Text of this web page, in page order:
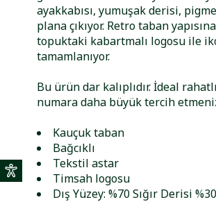
ayakkabısı, yumuşak derisi,
plana çıkıyor. Retro taban
topuktaki kabartmalı logosu ile
tamamlanıyor.
Bu ürün dar kalıplıdır. İdeal
numara daha büyük tercih
Kauçuk taban
Bağcıklı
Tekstil astar
Timsah logosu
Dış Yüzey: %70 Sığır Derisi